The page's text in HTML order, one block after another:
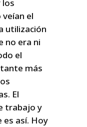
los
el
utilización
no era ni
el
más
El
trabajo y
es así. Hoy